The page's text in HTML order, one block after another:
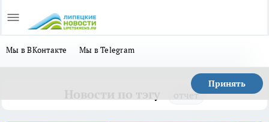
Мы в ВКонтакте Мы в Telegram
Принять
отчет